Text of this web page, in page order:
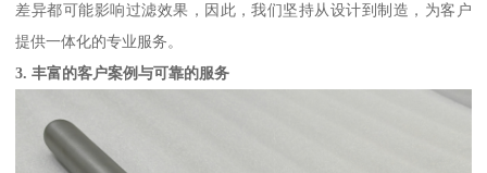
差异都可能影响过滤效果，因此，我们坚持从设计到制造，为客户
提供一体化的专业服务。
3. 丰富的客户案例与可靠的服务